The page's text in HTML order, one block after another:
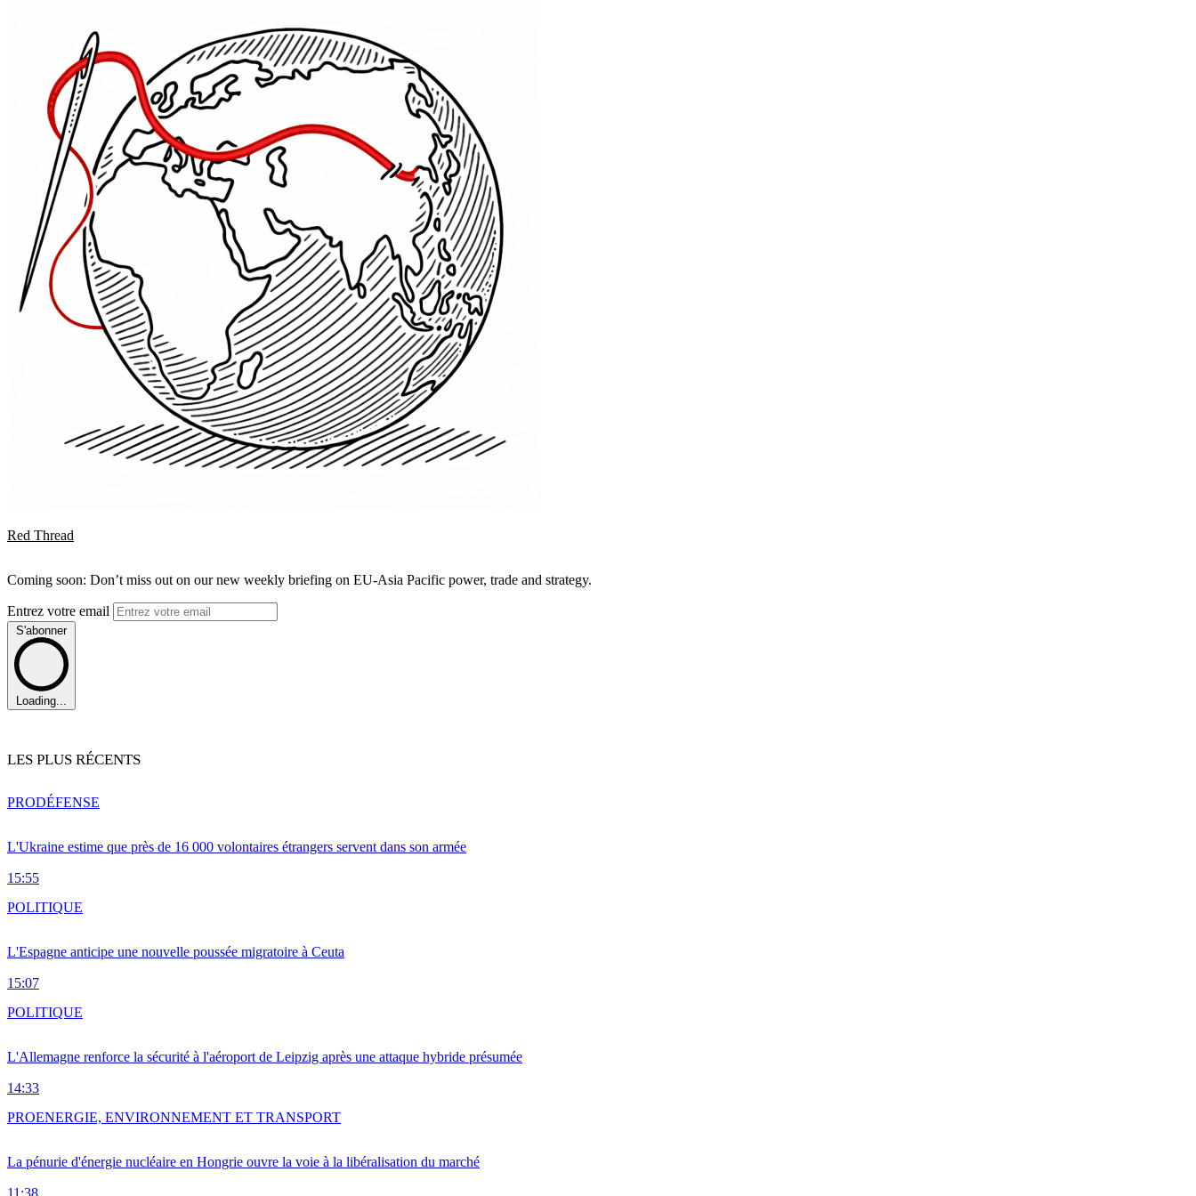
Red Thread
Coming soon: Don’t miss out on our new weekly briefing on EU-Asia Pacific power, trade and strategy.
Entrez votre email
S'abonner
Loading...
LES PLUS RÉCENTS
L'Ukraine estime que près de 16 000 volontaires étrangers servent dans son armée
15:55
PRODÉFENSE
L'Espagne anticipe une nouvelle poussée migratoire à Ceuta
15:07
POLITIQUE
L'Allemagne renforce la sécurité à l'aéroport de Leipzig après une attaque hybride présumée
14:33
POLITIQUE
La pénurie d'énergie nucléaire en Hongrie ouvre la voie à la libéralisation du marché
PROENERGIE, ENVIRONNEMENT ET TRANSPORT